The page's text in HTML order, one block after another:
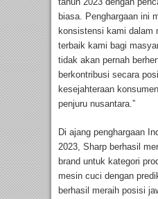
biasa. Penghargaan ini
konsistensi kami dalam
terbaik kami bagi
tidak akan pernah
berkontribusi secara
kesejahteraan
penjuru nusantara.”
Di ajang penghargaan
2023, Sharp berhasil
brand untuk kategori
mesin cuci dengan
berhasil meraih posisi